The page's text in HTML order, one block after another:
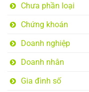
Chưa phần loại
Chứng khoán
Doanh nghiệp
Doanh nhân
Gia đình số